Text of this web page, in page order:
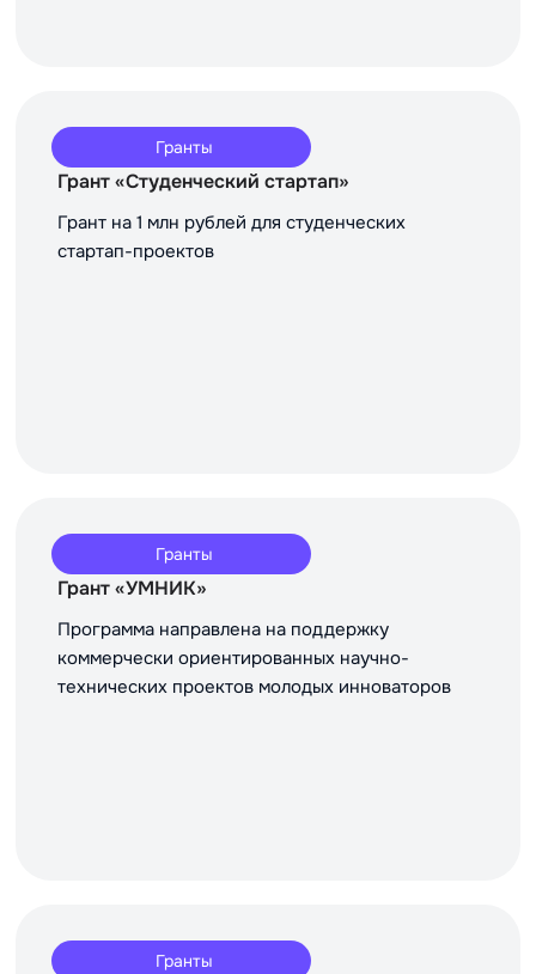
Гранты
Грант «Студенческий стартап»
Грант на 1 млн рублей для студенческих
стартап-проектов
Гранты
Грант «УМНИК»
Программа направлена на поддержку
коммерчески ориентированных научно-
технических проектов молодых инноваторов
Гранты